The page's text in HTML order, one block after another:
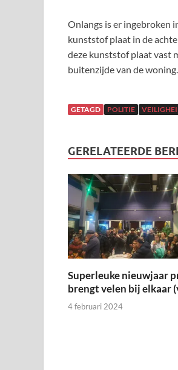
Onlangs is er ingebroken
kunststof plaat in de
deze kunststof plaat vast
buitenzijde van de
GETAGD POLITIE
GERELATEERDE
Superleuke nieuwjaar
brengt velen bij elkaar
4 februari 2024